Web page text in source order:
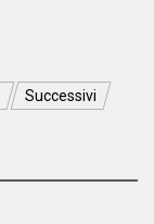
Successivi